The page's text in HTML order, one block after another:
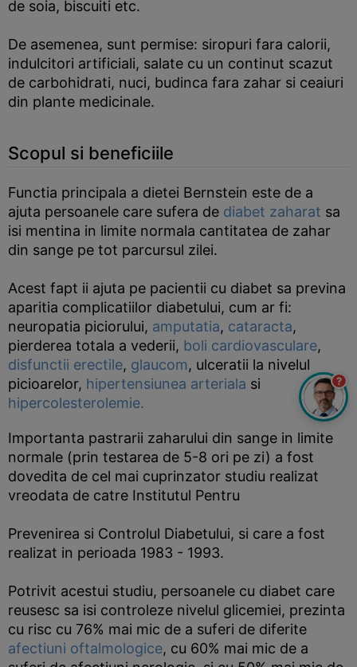
de soia, biscuiti etc.
De asemenea, sunt permise: siropuri fara calorii,
indulcitori artificiali, salate cu un continut scazut
de carbohidrati, nuci, budinca fara zahar si ceaiuri
din plante medicinale.
Scopul si beneficiile
Functia principala a dietei Bernstein este de a
ajuta persoanele care sufera de diabet zaharat sa
isi mentina in limite normala cantitatea de zahar
din sange pe tot parcursul zilei.
Acest fapt ii ajuta pe pacientii cu diabet sa previna
aparitia complicatiilor diabetului, cum ar fi:
neuropatia piciorului, amputatia, cataracta,
pierderea totala a vederii, boli cardiovasculare,
disfunctii erectile, glaucom, ulceratii la nivelul
picioarelor, hipertensiunea arteriala si
hipercolesterolemie.
Importanta pastrarii zaharului din sange in limite
normale (prin testarea de 5-8 ori pe zi) a fost
dovedita de cel mai cuprinzator studiu realizat
vreodata de catre Institutul Pentru
Prevenirea si Controlul Diabetului, si care a fost
realizat in perioada 1983 - 1993.
Potrivit acestui studiu, persoanele cu diabet care
reusesc sa isi controleze nivelul glicemiei, prezinta
cu risc cu 76% mai mic de a suferi de diferite
afectiuni oftalmologice, cu 60% mai mic de a
?